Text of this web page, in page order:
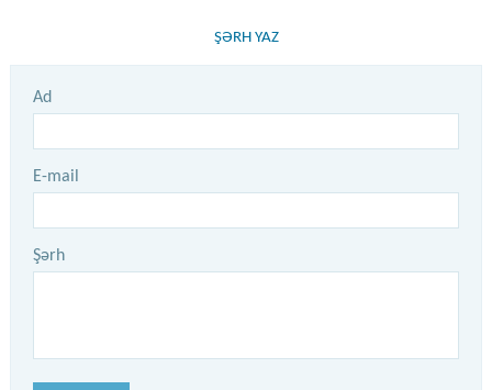
ŞƏRH YAZ
Ad
E-mail
Şərh